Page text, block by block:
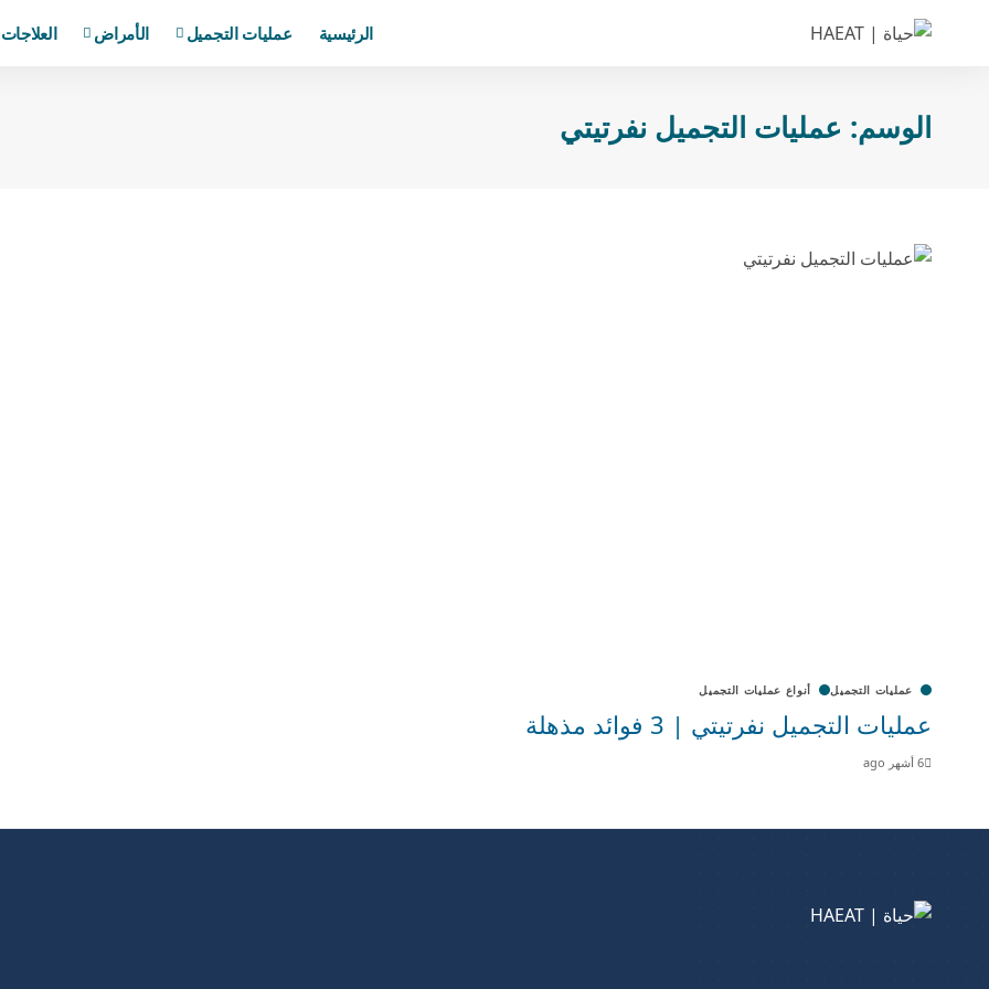
الرئيسية عمليات التجميل الأمراض العلاجات
الوسم: عمليات التجميل نفرتيتي
عمليات التجميل أنواع عمليات التجميل
عمليات التجميل نفرتيتي | 3 فوائد مذهلة
6 أشهر ago